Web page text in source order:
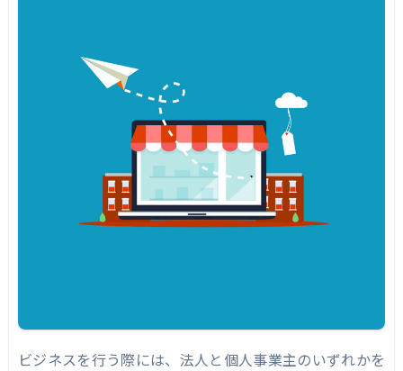
まとめ｜法人は信頼があがる
ビジネスを行う際には、法人と個人事業主のいずれかを